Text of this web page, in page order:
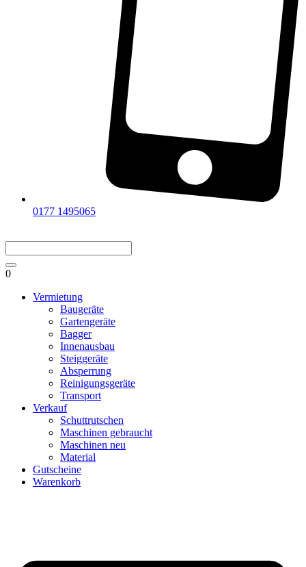
0177 1495065
0
Vermietung
Baugeräte
Gartengeräte
Bagger
Innenausbau
Steiggeräte
Absperrung
Reinigungsgeräte
Transport
Verkauf
Schuttrutschen
Maschinen gebraucht
Maschinen neu
Material
Gutscheine
Warenkorb